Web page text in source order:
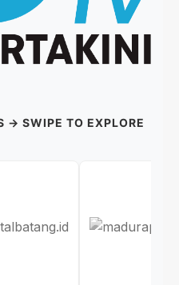
→ SWIPE TO EXPLORE